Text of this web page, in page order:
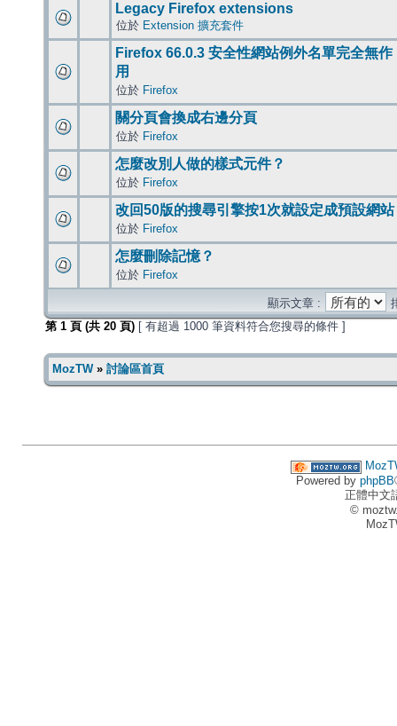
Legacy Firefox extensions
位於 Extension 擴充套件
Firefox 66.0.3 安全性網站例外名單完全無作
用
位於 Firefox
關分頁會換成右邊分頁
位於 Firefox
怎麼改別人做的樣式元件？
位於 Firefox
改回50版的搜尋引擎按1次就設定成預設網站
位於 Firefox
怎麼刪除記憶？
位於 Firefox
顯示文章 :
第 1 頁 (共 20 頁) [ 有超過 1000 筆資料符合您搜尋的條件 ]
MozTW» 討論區首頁
Powered by phpBB
正體中文
©